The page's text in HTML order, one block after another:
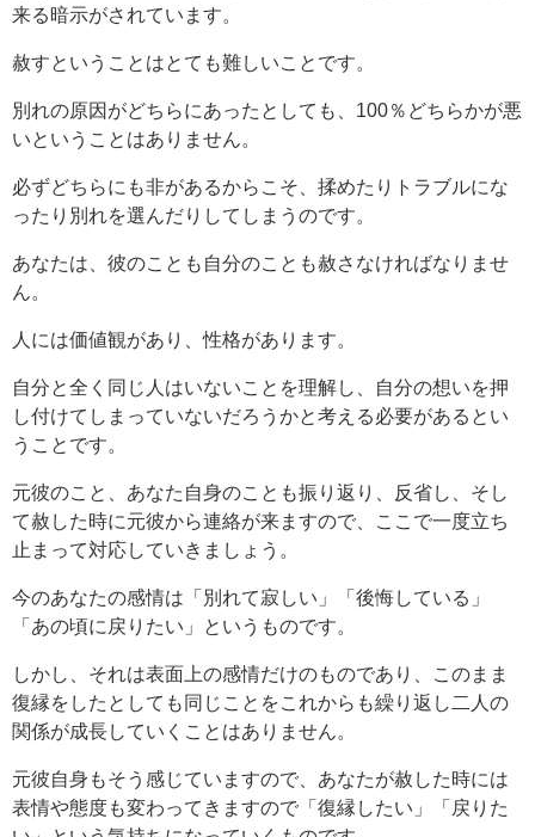
来る暗示がされています。
赦すということはとても難しいことです。
別れの原因がどちらにあったとしても、100％どちらかが悪
いということはありません。
必ずどちらにも非があるからこそ、揉めたりトラブルにな
ったり別れを選んだりしてしまうのです。
あなたは、彼のことも自分のことも赦さなければなりませ
ん。
人には価値観があり、性格があります。
自分と全く同じ人はいないことを理解し、自分の想いを押
し付けてしまっていないだろうかと考える必要があるとい
うことです。
元彼のこと、あなた自身のことも振り返り、反省し、そし
て赦した時に元彼から連絡が来ますので、ここで一度立ち
止まって対応していきましょう。
今のあなたの感情は「別れて寂しい」「後悔している」
「あの頃に戻りたい」というものです。
しかし、それは表面上の感情だけのものであり、このまま
復縁をしたとしても同じことをこれからも繰り返し二人の
関係が成長していくことはありません。
元彼自身もそう感じていますので、あなたが赦した時には
表情や態度も変わってきますので「復縁したい」「戻りた